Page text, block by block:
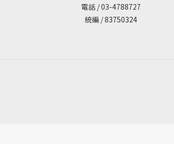
電話 / 03-4788727
統編 / 83750324